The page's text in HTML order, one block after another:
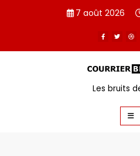
7 août 2026
Les bruits